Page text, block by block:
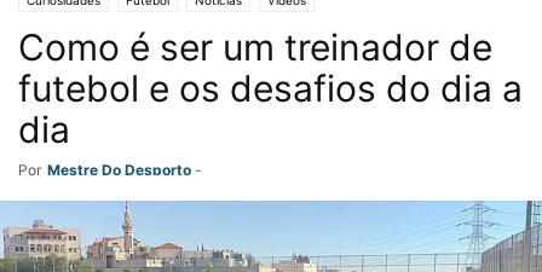
Como é ser um treinador de
futebol e os desafios do dia a
dia
Por Mestre Do Desporto -